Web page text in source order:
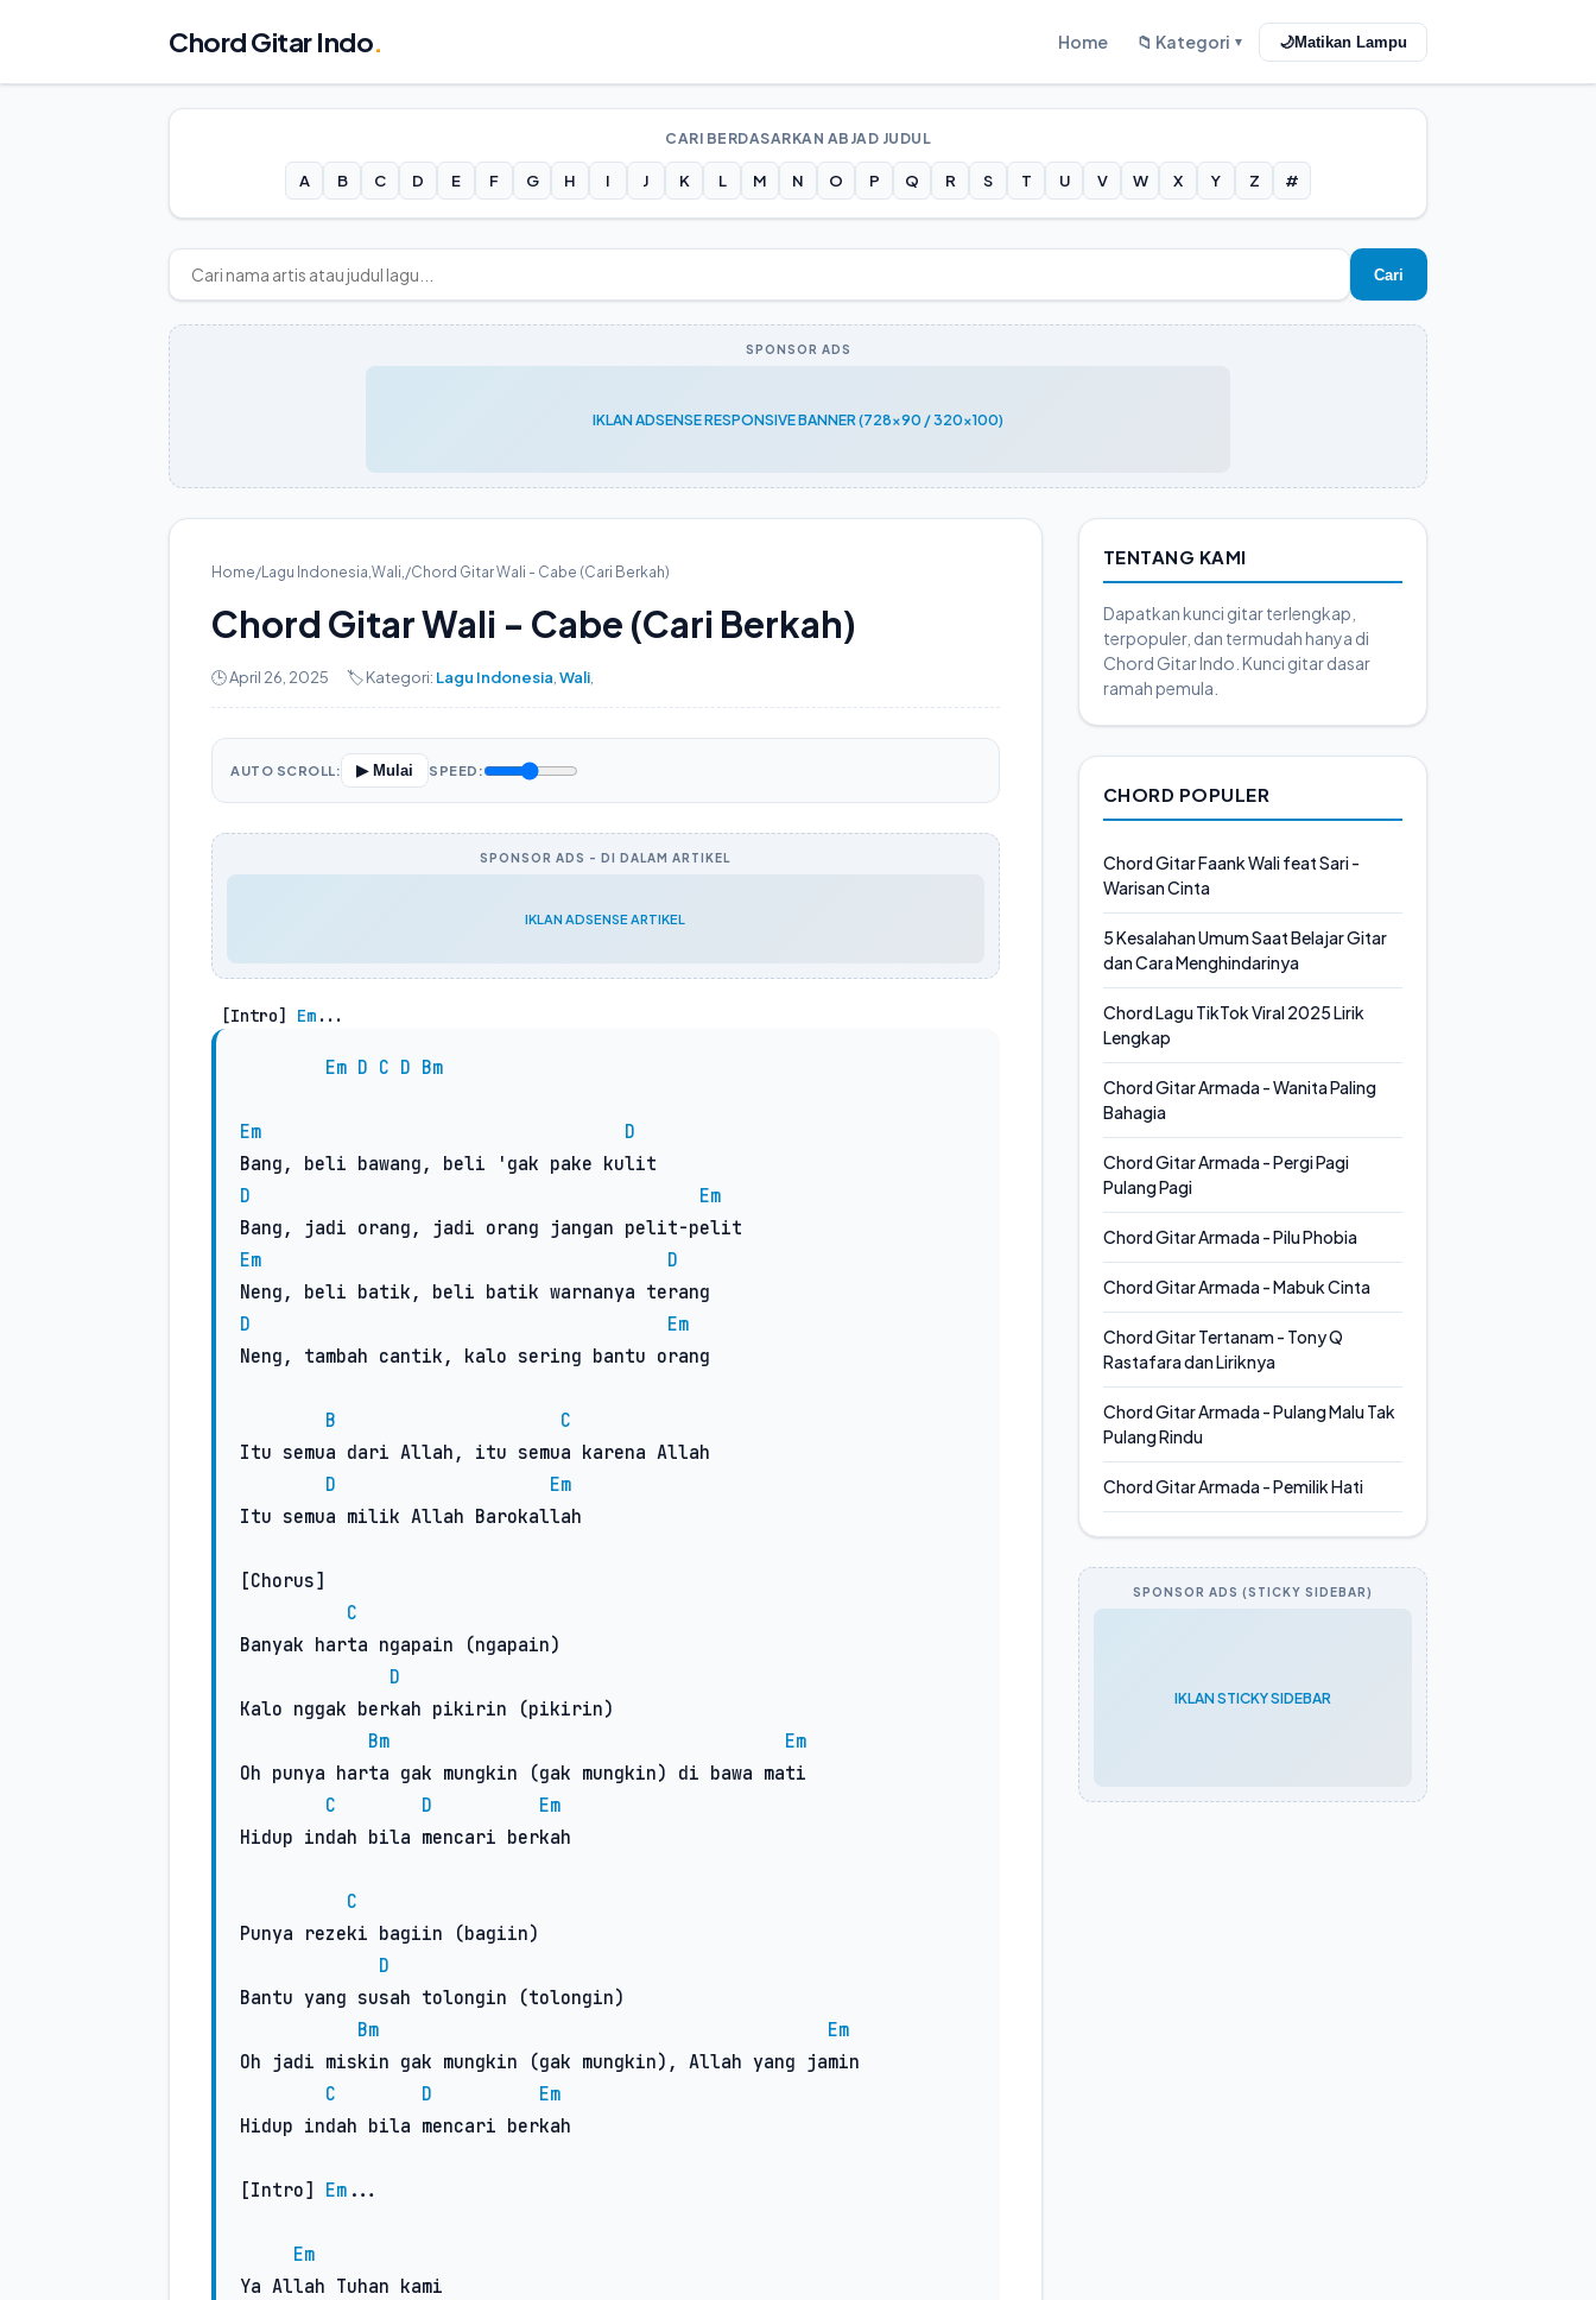
Chord Gitar Indo. Home 📁 Kategori ▼ 🌙Matikan Lampu
CARI BERDASARKAN ABJAD JUDUL
A B C D E F G H I J K L M N O P Q R S T U V W X Y Z #
Cari
SPONSOR ADS
IKLAN ADSENSE RESPONSIVE BANNER (728x90 / 320x100)
Home/Lagu Indonesia,Wali,/Chord Gitar Wali - Cabe (Cari Berkah)
Chord Gitar Wali - Cabe (Cari Berkah)
🕒 April 26, 2025 🏷️ Kategori: Lagu Indonesia Wali
AUTO SCROLL: ▶ Mulai SPEED:
SPONSOR ADS - DI DALAM ARTIKEL
IKLAN ADSENSE ARTIKEL
[Intro] Em ...
Em D C D Bm
Em
D
D
Em
Em
D
D
Em
Neng, tambah cantik, kalo sering bantu orang
B
C
Itu semua dari Allah, itu semua karena Allah
D
Em
Itu semua milik Allah Barokallah
[Chorus]
C
Banyak harta ngapain (ngapain)
D
Kalo nggak berkah pikirin (pikirin)
Bm
Em
Oh punya harta gak mungkin (gak mungkin) di bawa mati
C
D
Em
Hidup indah bila mencari berkah
C
Punya rezeki bagiin (bagiin)
D
Bantu yang susah tolongin (tolongin)
Bm
Em
Oh jadi miskin gak mungkin (gak mungkin), Allah yang jamin
C
D
Em
Hidup indah bila mencari berkah
[Intro] Em ...
Em
Ya Allah Tuhan kami
TENTANG KAMI
Dapatkan kunci gitar terlengkap,
terpopuler, dan termudah hanya di
Chord Gitar Indo. Kunci gitar dasar
ramah pemula.
CHORD POPULER
Chord Gitar Faank Wali feat Sari -
Warisan Cinta
5 Kesalahan Umum Saat Belajar Gitar
dan Cara Menghindarinya
Chord Lagu TikTok Viral 2025 Lirik
Lengkap
Chord Gitar Armada - Wanita Paling
Bahagia
Chord Gitar Armada - Pergi Pagi
Pulang Pagi
Chord Gitar Armada - Pilu Phobia
Chord Gitar Armada - Mabuk Cinta
Chord Gitar Tertanam - Tony Q
Rastafara dan Liriknya
Chord Gitar Armada - Pulang Malu Tak
Pulang Rindu
Chord Gitar Armada - Pemilik Hati
SPONSOR ADS (STICKY SIDEBAR)
IKLAN STICKY SIDEBAR